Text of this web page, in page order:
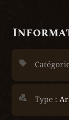
Type :